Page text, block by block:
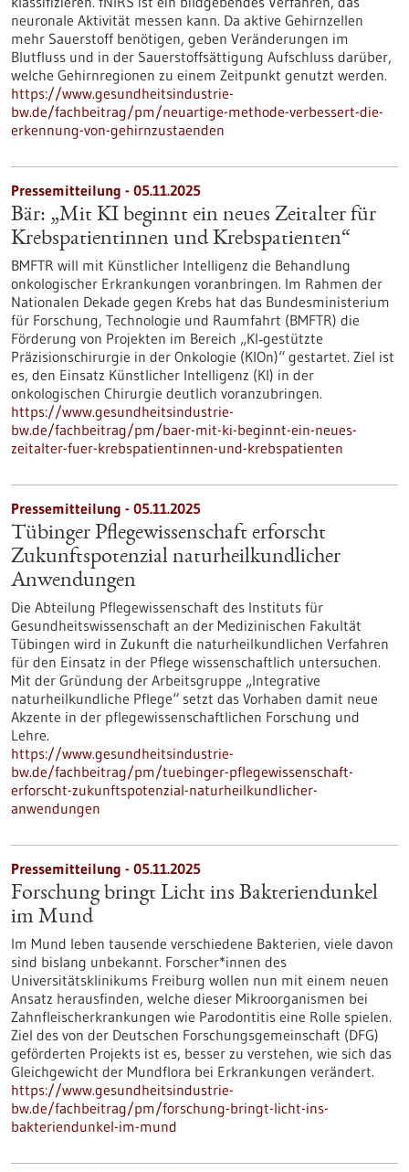
neuronale Aktivität messen kann. Da aktive Gehirnzellen
mehr Sauerstoff benötigen, geben Veränderungen im
Blutfluss und in der Sauerstoffsättigung Aufschluss darüber,
welche Gehirnregionen zu einem Zeitpunkt genutzt werden.
https://www.gesundheitsindustrie-
bw.de/fachbeitrag/pm/neuartige-methode-verbessert-die-
erkennung-von-gehirnzustaenden
Pressemitteilung - 05.11.2025
Bär: „Mit KI beginnt ein neues Zeitalter für
Krebspatientinnen und Krebspatienten“
BMFTR will mit Künstlicher Intelligenz die Behandlung
onkologischer Erkrankungen voranbringen. Im Rahmen der
Nationalen Dekade gegen Krebs hat das Bundesministerium
für Forschung, Technologie und Raumfahrt (BMFTR) die
Förderung von Projekten im Bereich „KI‑gestützte
Präzisionschirurgie in der Onkologie (KIOn)“ gestartet. Ziel ist
es, den Einsatz Künstlicher Intelligenz (KI) in der
onkologischen Chirurgie deutlich voranzubringen.
https://www.gesundheitsindustrie-
bw.de/fachbeitrag/pm/baer-mit-ki-beginnt-ein-neues-
zeitalter-fuer-krebspatientinnen-und-krebspatienten
Pressemitteilung - 05.11.2025
Tübinger Pflegewissenschaft erforscht
Zukunftspotenzial naturheilkundlicher
Anwendungen
Die Abteilung Pflegewissenschaft des Instituts für
Gesundheitswissenschaft an der Medizinischen Fakultät
Tübingen wird in Zukunft die naturheilkundlichen Verfahren
für den Einsatz in der Pflege wissenschaftlich untersuchen.
Mit der Gründung der Arbeitsgruppe „Integrative
naturheilkundliche Pflege“ setzt das Vorhaben damit neue
Akzente in der pflegewissenschaftlichen Forschung und
Lehre.
https://www.gesundheitsindustrie-
bw.de/fachbeitrag/pm/tuebinger-pflegewissenschaft-
erforscht-zukunftspotenzial-naturheilkundlicher-
anwendungen
Pressemitteilung - 05.11.2025
Forschung bringt Licht ins Bakteriendunkel
im Mund
Im Mund leben tausende verschiedene Bakterien, viele davon
sind bislang unbekannt. Forscher*innen des
Universitätsklinikums Freiburg wollen nun mit einem neuen
Ansatz herausfinden, welche dieser Mikroorganismen bei
Zahnfleischerkrankungen wie Parodontitis eine Rolle spielen.
Ziel des von der Deutschen Forschungsgemeinschaft (DFG)
geförderten Projekts ist es, besser zu verstehen, wie sich das
Gleichgewicht der Mundflora bei Erkrankungen verändert.
https://www.gesundheitsindustrie-
bw.de/fachbeitrag/pm/forschung-bringt-licht-ins-
bakteriendunkel-im-mund